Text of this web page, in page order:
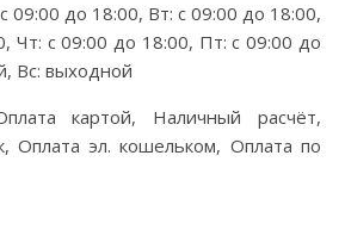
09:00 до 18:00, Вт: с 09:00 до 18:00,
Чт: с 09:00 до 18:00, Пт: с 09:00 до
Вс: выходной
картой, Наличный расчёт,
Оплата эл. кошельком, Оплата по